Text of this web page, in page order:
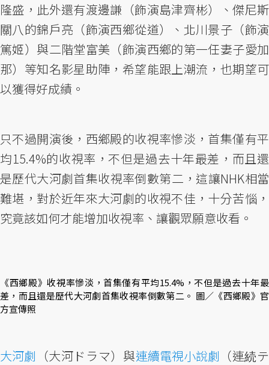
隆盛，此外還有渡邊謙（飾演島津齊彬）、傑尼斯
關八的錦戶亮（飾演西鄉從道）、北川景子（飾演
篤姬）與二階堂富美（飾演西鄉的第一任妻子愛加
那）等知名影星助陣，希望能跟上潮流，也期望可
以獲得好成績。
只不過開演後，西鄉殿的收視率慘淡，首集僅有平
均15.4%的收視率，不但是過去十年最差，而且還
是歷代大河劇首集收視率倒數第二，這讓NHK相當
難堪，對於近年來大河劇的收視不佳，十分苦惱，
究竟該如何才能增加收視率、讓觀眾願意收看。
《西鄉殿》收視率慘淡，首集僅有平均15.4%，不但是過去十年最
差，而且還是歷代大河劇首集收視率倒數第二。 圖／《西鄉殿》官
方宣傳照
大河劇 （大河ドラマ）與連續電視小說劇 （連続テ